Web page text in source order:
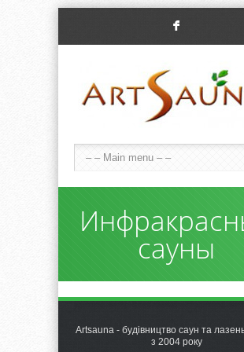
F
сауны
Artsauna - будівництво саун та
з 2004 року